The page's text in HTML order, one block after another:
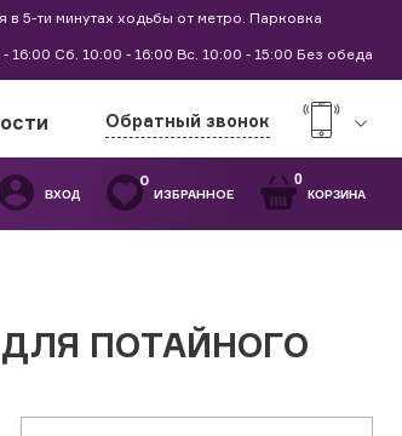
5-ти минутах ходьбы от метро. Парковка
16:00 Сб. 10:00 - 16:00 Вс. 10:00 - 15:00 Без обеда
Обратный звонок
ВХОД
0
ИЗБРАННОЕ
0
КОРЗИНА
ПОТАЙНОГО